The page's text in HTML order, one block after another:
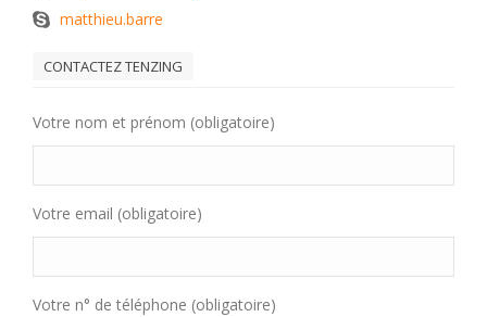
matthieu.barre
CONTACTEZ TENZING
Votre nom et prénom (obligatoire)
Votre email (obligatoire)
Votre n° de téléphone (obligatoire)